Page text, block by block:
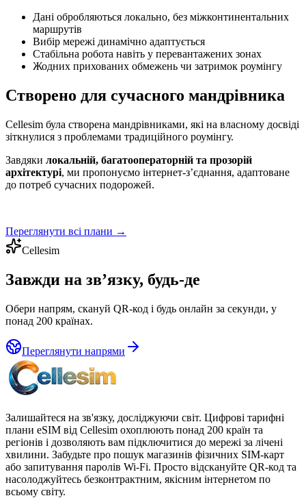
Дані обробляються локально, без міжконтинентальних
маршрутів
Вибір мережі динамічно адаптується
Стабільна робота навіть у перевантажених зонах
Жодних прихованих обмежень чи затримок роумінгу
Створено для сучасного мандрівника
Cellesim була створена мандрівниками, які на власному досвіді
зіткнулися з проблемами традиційного роумінгу.
Завдяки локальній, багатооператорній та прозорій
архітектурі, ми пропонуємо інтернет-з’єднання, адаптоване
до потреб сучасних подорожей.
Переглянути всі плани →
Cellesim
Завжди на зв’язку, будь-де
Обери напрям, скануй QR-код і будь онлайн за секунди, у
понад 200 країнах.
Переглянути напрями
Залишайтеся на зв'язку, досліджуючи світ. Цифрові тарифні
плани eSIM від Cellesim охоплюють понад 200 країн та
регіонів і дозволяють вам підключитися до мережі за лічені
хвилини. Забудьте про пошук магазинів фізичних SIM-карт
або запитування паролів Wi-Fi. Просто відскануйте QR-код та
насолоджуйтесь безконтрактним, якісним інтернетом по
всьому світу.